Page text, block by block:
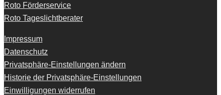
Roto Förderservice
Roto Tageslichtberater
Impressum
Datenschutz
Privatsphäre-Einstellungen ändern
Historie der Privatsphäre-Einstellungen
Einwilligungen widerrufen